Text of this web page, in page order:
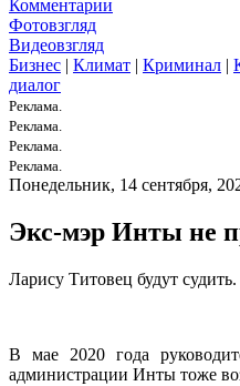
Комментарии
Фотовзгляд
Видеовзгляд
Бизнес | Климат | Криминал |
диалог
Реклама.
Реклама.
Реклама.
Реклама.
Понедельник, 14 сентября,
Экс-мэр Инты не
Ларису Титовец будут судить.
В мае 2020 года
администрации Инты тоже